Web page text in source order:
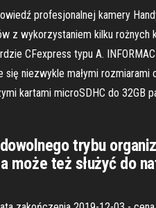
profesjonalnej kamery
z wykorzystaniem kilku rożnych
CFexpress typu A.
niezwykle małymi rozmiarami
kartami microSDHC do 32GB
trybu
może też służyć do